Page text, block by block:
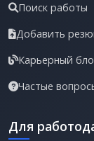
Поиск работы
Добавить
Карьерный
Частые
Для